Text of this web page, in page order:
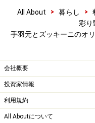
All About > 暮らし >
彩り
手羽元とズッキーニのオ
会社概要
投資家情報
利用規約
All Aboutについて